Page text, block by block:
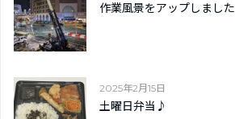
作業風景をアップしました
2025年2月15日
土曜日弁当♪